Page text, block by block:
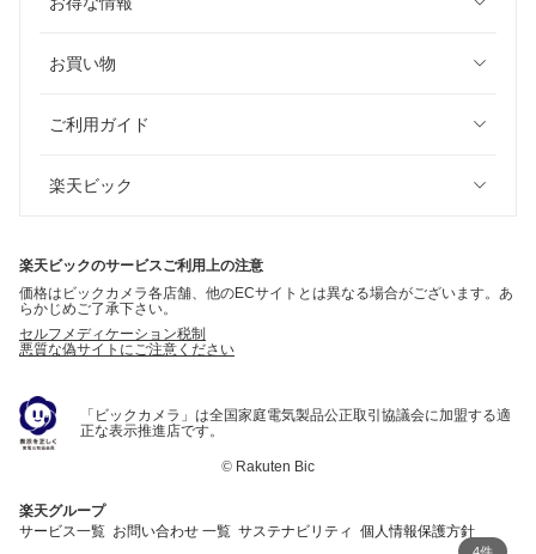
お買い物
ご利用ガイド
楽天ビック
楽天ビックのサービスご利用上の注意
価格はビックカメラ各店舗、他のECサイトとは異なる場合がございます。あ
らかじめご了承下さい。
セルフメディケーション税制
悪質な偽サイトにご注意ください
「ビックカメラ」は全国家庭電気製品公正取引協議会に加盟する適
正な表示推進店です。
© Rakuten Bic
楽天グループ
サービス一覧 お問い合わせ 一覧 サステナビリティ 個人情報保護方針